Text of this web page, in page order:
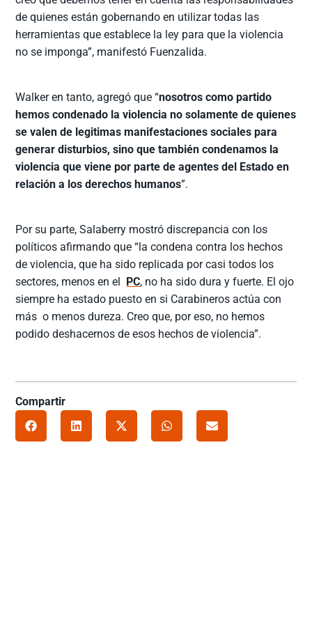
de quienes están gobernando en utilizar todas las
herramientas que establece la ley para que la violencia
no se imponga”, manifestó Fuenzalida.
Walker en tanto, agregó que “nosotros como partido
hemos condenado la violencia no solamente de quienes
se valen de legitimas manifestaciones sociales para
generar disturbios, sino que también condenamos la
violencia que viene por parte de agentes del Estado en
relación a los derechos humanos”.
Por su parte, Salaberry mostró discrepancia con los
políticos afirmando que “la condena contra los hechos
de violencia, que ha sido replicada por casi todos los
sectores, menos en el PC, no ha sido dura y fuerte. El ojo
siempre ha estado puesto en si Carabineros actúa con
más o menos dureza. Creo que, por eso, no hemos
podido deshacernos de esos hechos de violencia”.
Compartir